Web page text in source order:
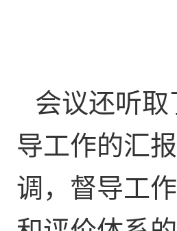
会议还听
导工作的汇
调，督导工